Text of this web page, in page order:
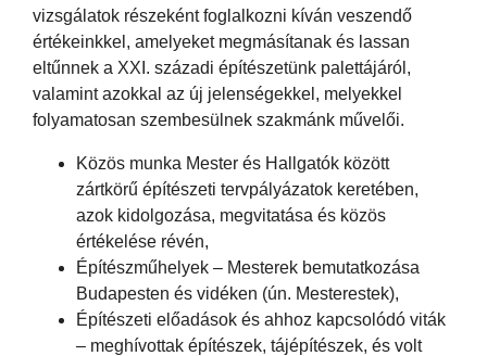
vizsgálatok részeként foglalkozni kíván veszendő
értékeinkkel, amelyeket megmásítanak és lassan
eltűnnek a XXI. századi építészetünk palettájáról,
valamint azokkal az új jelenségekkel, melyekkel
folyamatosan szembesülnek szakmánk művelői.
Közös munka Mester és Hallgatók között
zártkörű építészeti tervpályázatok keretében,
azok kidolgozása, megvitatása és közös
értékelése révén,
Építészműhelyek – Mesterek bemutatkozása
Budapesten és vidéken (ún. Mesterestek),
Építészeti előadások és ahhoz kapcsolódó viták
– meghívottak építészek, tájépítészek, és volt